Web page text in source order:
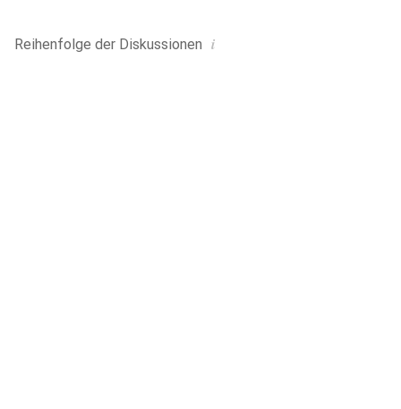
Reihenfolge der Diskussionen i